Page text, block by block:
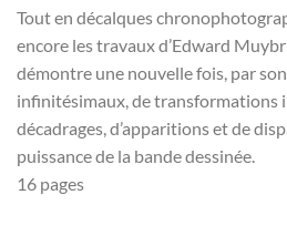
Tout en décalques
encore les travaux d’Edward
démontre une nouvelle fois, par
infinitésimaux, de transformations
décadrages, d’apparitions et de
puissance de la bande dessinée.
16 pages